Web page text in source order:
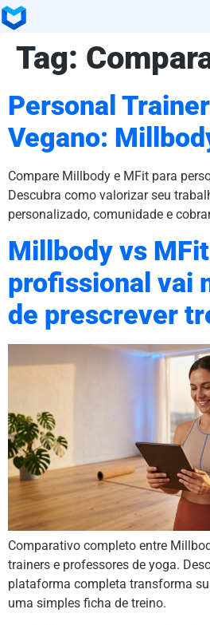
Tag:
Personal
Vegano:
Compare Millbody e MFit para
Descubra como valorizar seu
personalizado, comunidade e
Millbody vs
profissional vai
de prescrever
Comparativo completo entre
trainers e professores de yoga.
plataforma completa transforma
uma simples ficha de treino.